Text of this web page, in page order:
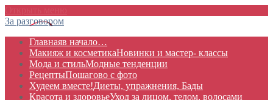
За разговором
Главнаяв начало…
Макияж и косметикаНовинки и мастер- классы
Мода и стильМодные тенденции
РецептыПошагово с фото
Худеем вместе!Диеты, упражнения, Бады
Красота и здоровьеУход за лицом, телом, волосами